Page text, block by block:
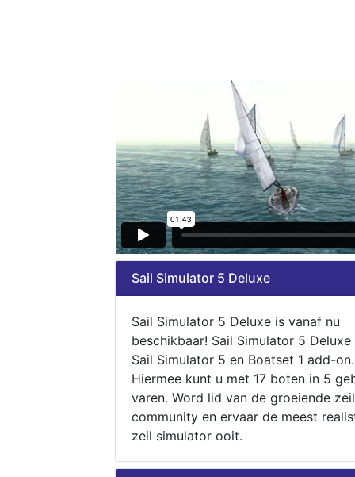
Sail Simulator 5 Deluxe
Sail Simulator 5 Deluxe is vanaf nu
beschikbaar! Sail Simulator 5
Sail Simulator 5 en Boatset 1 add-on.
Hiermee kunt u met 17 boten in 5
varen. Word lid van de groeiende zeil
community en ervaar de meest
zeil simulator ooit.